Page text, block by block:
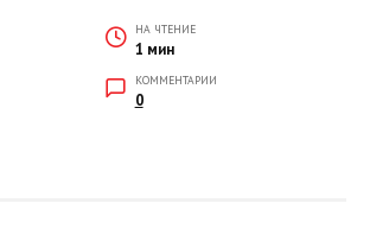
НА ЧТЕНИЕ
1 мин
КОММЕНТАРИИ
0